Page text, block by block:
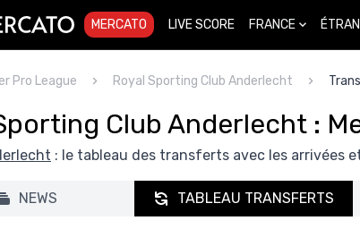
MERCATO LIVE SCORE FRANCE
Pro League Royal Sporting Club Anderlecht
Club Anderlecht :
: le tableau des transferts avec les arrivées
NEWS TABLEAU TRANSFERTS